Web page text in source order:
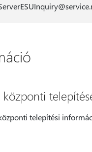
központi
telepítési